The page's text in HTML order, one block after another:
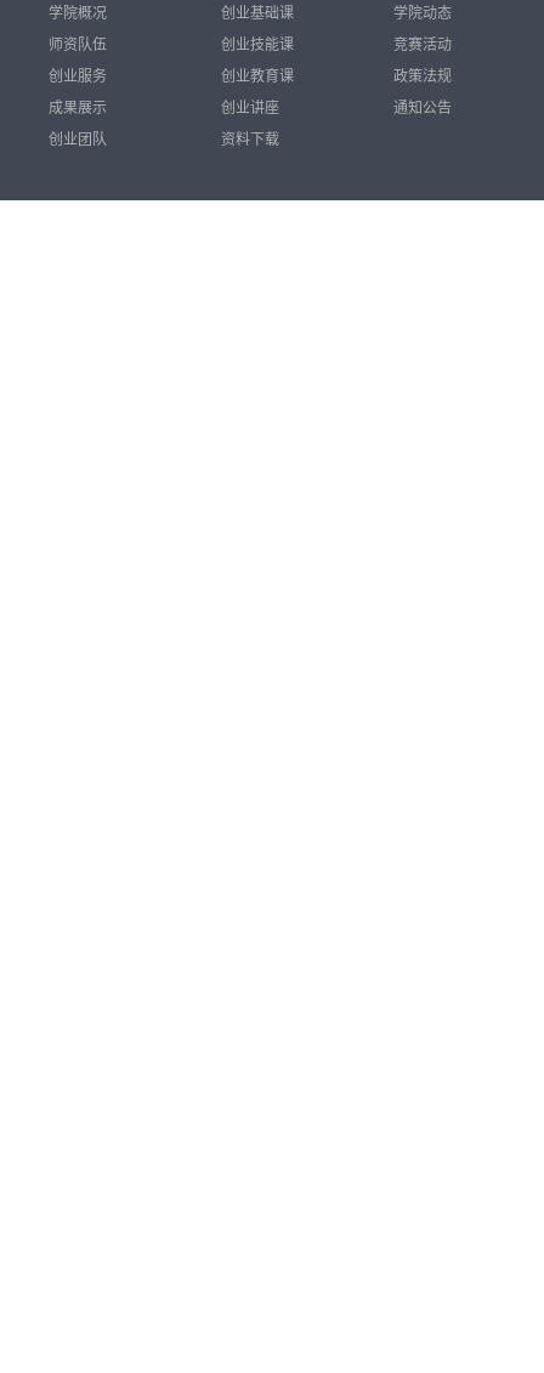
学院概况 创业基础课
学院动态
师资队伍
创业技能课
竞赛活动
创业服务
创业教育课
政策法规
成果展示
创业讲座
通知公告
创业团队
资料下载